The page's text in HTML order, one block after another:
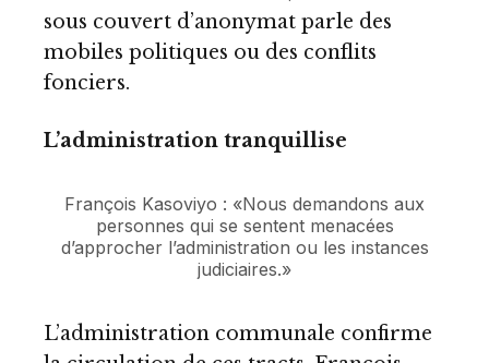
sous couvert d’anonymat parle des
mobiles politiques ou des conflits
fonciers.
L’administration tranquillise
François Kasoviyo : «Nous demandons aux
personnes qui se sentent menacées
d’approcher l’administration ou les instances
judiciaires.»
L’administration communale confirme